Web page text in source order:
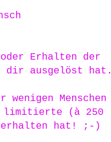
Erhalten der
dir ausgelöst hat.
Menschen
limitierte (à 250
erhalten hat! ;-)